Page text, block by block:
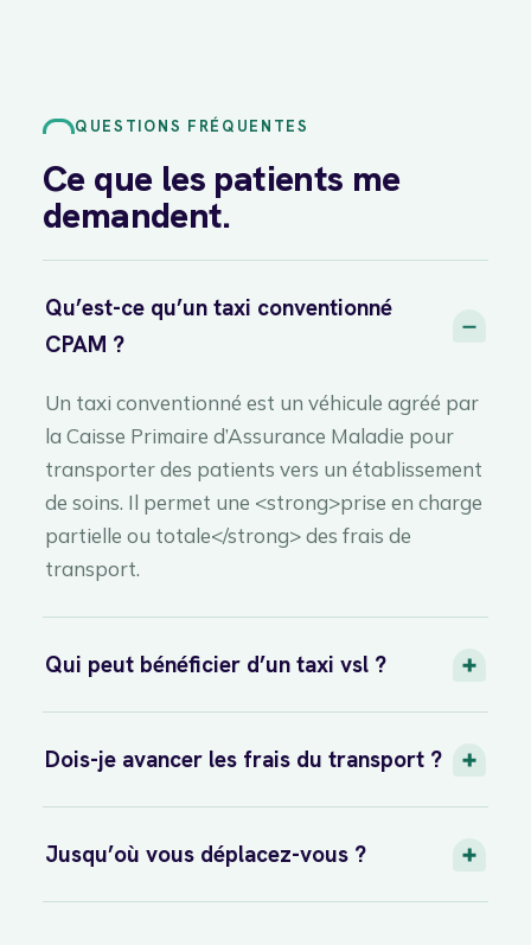
QUESTIONS FRÉQUENTES
Ce que les patients me
demandent.
Qu’est-ce qu’un taxi conventionné
CPAM ?
Un taxi conventionné est un véhicule agréé par
la Caisse Primaire d’Assurance Maladie pour
transporter des patients vers un établissement
de soins. Il permet une <strong>prise en charge
partielle ou totale</strong> des frais de
transport.
Qui peut bénéficier d’un taxi vsl ?
Dois-je avancer les frais du transport ?
Jusqu’où vous déplacez-vous ?